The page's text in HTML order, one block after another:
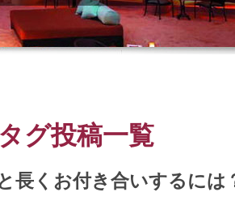
グ投稿一覧
長くお付き合いするには